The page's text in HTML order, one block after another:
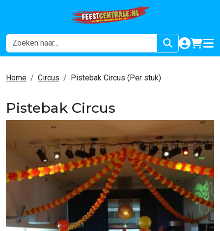
naar
Home Circus Pistebak Circus (Per stuk)
Pistebak Circus